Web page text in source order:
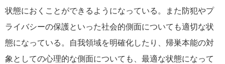
状態におくことができるようになっている。また防犯やプ
ライバシーの保護といった社会的側面についても適切な状
態になっている。自我領域を明確化したり、帰巣本能の対
象としての心理的な側面についても、最適な状態になって